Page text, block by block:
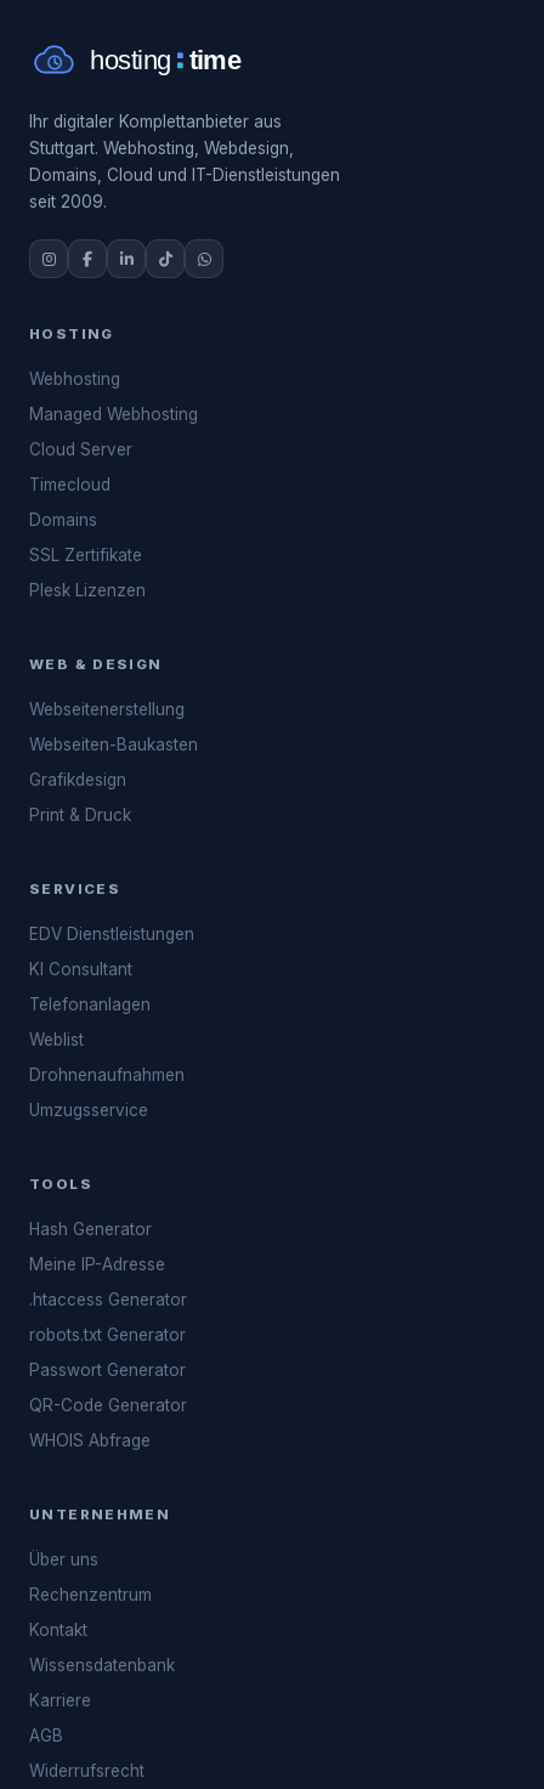
Ihr digitaler Komplettanbieter aus
Stuttgart. Webhosting, Webdesign,
Domains, Cloud und IT-Dienstleistungen
seit 2009.
HOSTING
Webhosting
Managed Webhosting
Cloud Server
Timecloud
Domains
SSL Zertifikate
Plesk Lizenzen
WEB & DESIGN
Webseitenerstellung
Webseiten-Baukasten
Grafikdesign
Print & Druck
SERVICES
EDV Dienstleistungen
KI Consultant
Telefonanlagen
Weblist
Drohnenaufnahmen
Umzugsservice
TOOLS
Hash Generator
Meine IP-Adresse
.htaccess Generator
robots.txt Generator
Passwort Generator
QR-Code Generator
WHOIS Abfrage
UNTERNEHMEN
Über uns
Rechenzentrum
Kontakt
Wissensdatenbank
Karriere
AGB
Widerrufsrecht